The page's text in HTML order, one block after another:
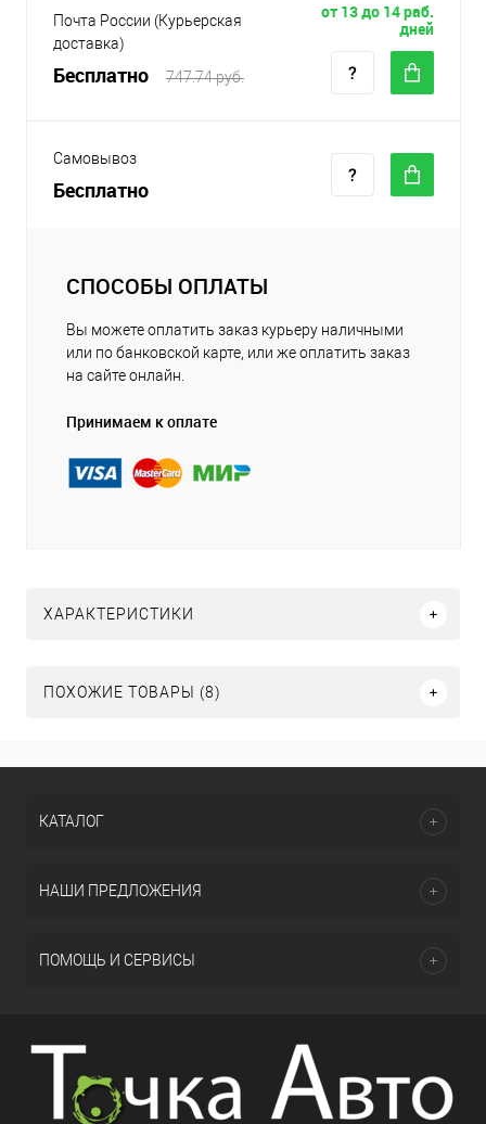
Почта России (Курьерская
доставка)
Бесплатно 747.74 руб.
от 13 до 14 раб.
дней
Самовывоз
Бесплатно
СПОСОБЫ ОПЛАТЫ
Вы можете оплатить заказ курьеру наличными
или по банковской карте, или же оплатить заказ
на сайте онлайн.
Принимаем к оплате
ХАРАКТЕРИСТИКИ
ПОХОЖИЕ ТОВАРЫ (8)
КАТАЛОГ
НАШИ ПРЕДЛОЖЕНИЯ
ПОМОЩЬ И СЕРВИСЫ